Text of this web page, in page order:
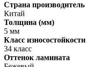
Страна производитель
Китай
Толщина (мм)
5 мм
Класс износостойкости
34 класс
Оттенок ламината